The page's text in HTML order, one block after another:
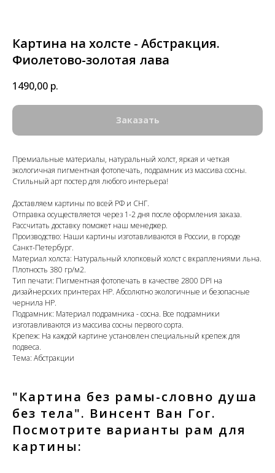
Картина на холсте - Абстракция.
Фиолетово-золотая лава
1490,00 р.
Заказать
Премиальные материалы, натуральный холст, яркая и четкая
экологичная пигментная фотопечать, подрамник из массива сосны.
Стильный арт постер для любого интерьера!
Доставляем картины по всей РФ и СНГ.
Отправка осуществляется через 1-2 дня после оформления заказа.
Рассчитать доставку поможет наш менеджер.
Производство: Наши картины изготавливаются в России, в городе
Санкт-Петербург.
Материал холста: Натуральный хлопковый холст с вкраплениями льна.
Плотность 380 гр/м2.
Тип печати: Пигментная фотопечать в качестве 2800 DPI на
дизайнерских принтерах HP. Абсолютно экологичные и безопасные
чернила HP.
Подрамник: Материал подрамника - сосна. Все подрамники
изготавливаются из массива сосны первого сорта.
Крепеж: На каждой картине установлен специальный крепеж для
подвеса.
Тема: Абстракции
"Картина без рамы-словно душа
без тела". Винсент Ван Гог.
Посмотрите варианты рам для
картины: